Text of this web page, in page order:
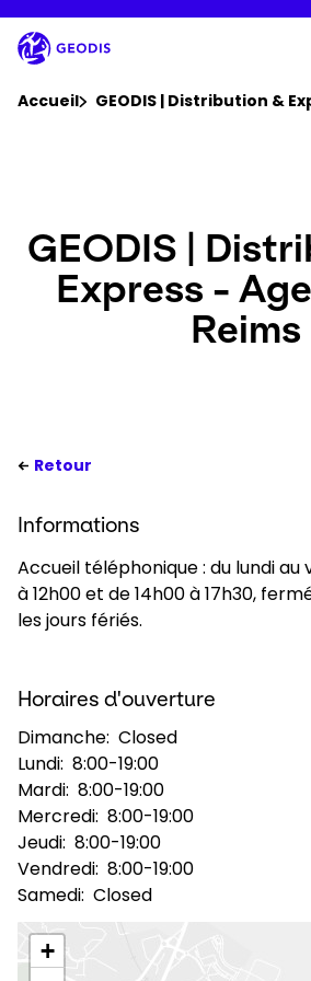
au
contenu
principal
Newsroom
Carrière
France - FR
Accueil GEODIS | Distribution &
GEODIS |
Express -
Reims
Retour
Informations
Accueil téléphonique : du lundi au
à 12h00 et de 14h00 à 17h30,
les jours fériés.
Horaires d'ouverture
Dimanche: Closed
Lundi: 8:00-19:00
Mardi: 8:00-19:00
Mercredi: 8:00-19:00
Jeudi: 8:00-19:00
Vendredi: 8:00-19:00
Samedi: Closed
+